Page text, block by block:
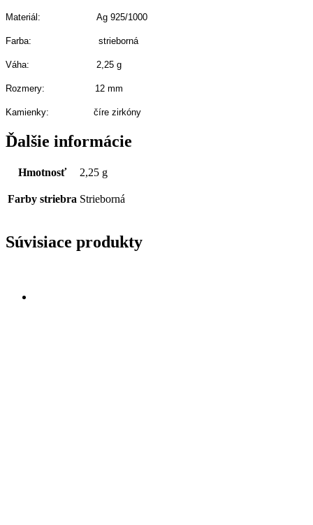
Materiál: Ag 925/1000
Farba: strieborná
Váha: 2,25 g
Rozmery: 12 mm
Kamienky: číre zirkóny
Ďalšie informácie
Hmotnosť 2,25 g
Farby striebra Strieborná
Súvisiace produkty